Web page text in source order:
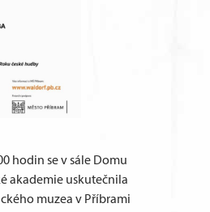
hodin se v sále Domu
akademie uskutečnila
muzea v Příbrami